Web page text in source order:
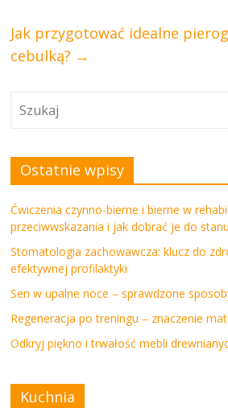
Jak przygotować idealne
cebulką? →
Ostatnie wpisy
Ćwiczenia czynno-bierne i bierne w
przeciwwskazania i jak dobrać je do
Stomatologia zachowawcza: klucz do
efektywnej profilaktyki
Sen w upalne noce – sprawdzone
Regeneracja po treningu – znaczenie
Odkryj piękno i trwałość mebli
Kuchnia